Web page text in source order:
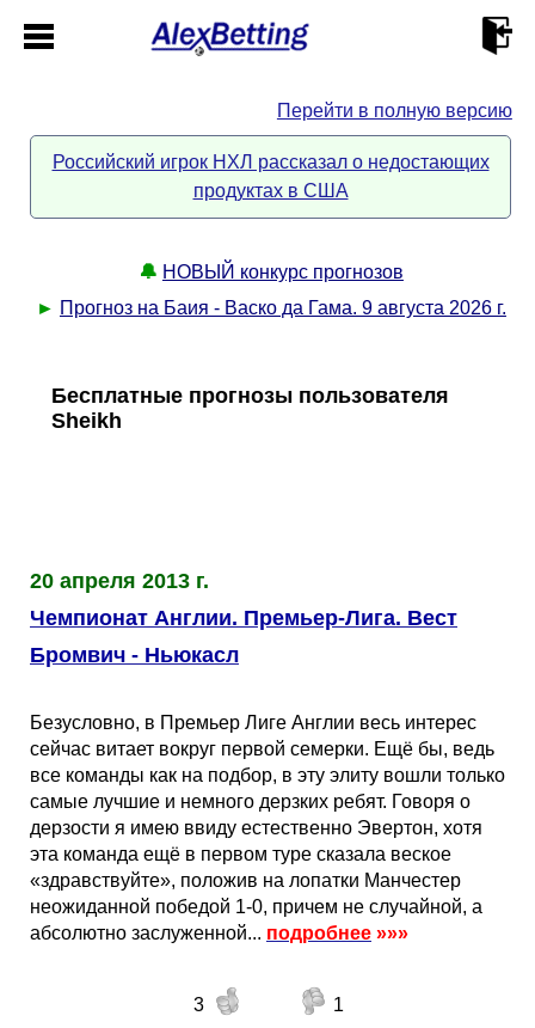
Всё о сайте
Партнёрка
Вакансии
Реклама
Лига Европы
Лига Конференций
Чемпионат Мира
Чемпионат Европы
Кубок Мира (отбор)
Инструменты
Поиск команд
Расчёт системы
На что ставят?
Telegram Bot
Telegram Bot
Перейти в полную версию
Российский игрок НХЛ рассказал о недостающих
продуктах в США
🔔 НОВЫЙ конкурс прогнозов
► Прогноз на Баия - Васко да Гама. 9 августа 2026 г.
Бесплатные прогнозы пользователя
Sheikh
20 апреля 2013 г.
Чемпионат Англии. Премьер-Лига. Вест
Бромвич - Ньюкасл
Безусловно, в Премьер Лиге Англии весь интерес
сейчас витает вокруг первой семерки. Ещё бы, ведь
все команды как на подбор, в эту элиту вошли только
самые лучшие и немного дерзких ребят. Говоря о
дерзости я имею ввиду естественно Эвертон, хотя
эта команда ещё в первом туре сказала веское
«здравствуйте», положив на лопатки Манчестер
неожиданной победой 1-0, причем не случайной, а
абсолютно заслуженной... подробнее »»»
3
1